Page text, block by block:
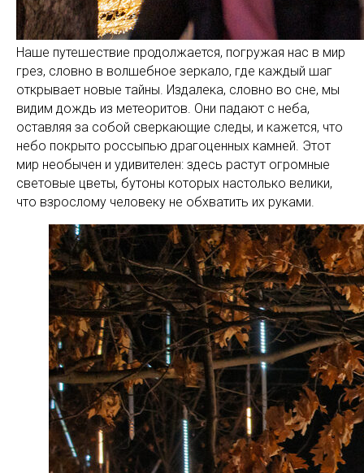
Наше путешествие продолжается, погружая нас в мир
грез, словно в волшебное зеркало, где каждый шаг
открывает новые тайны. Издалека, словно во сне, мы
видим дождь из метеоритов. Они падают с неба,
оставляя за собой сверкающие следы, и кажется, что
небо покрыто россыпью драгоценных камней. Этот
мир необычен и удивителен: здесь растут огромные
световые цветы, бутоны которых настолько велики,
что взрослому человеку не обхватить их руками.